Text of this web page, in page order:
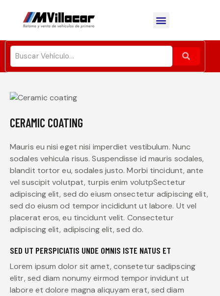
CERAMIC COATING
Mauris eu nisi eget nisi imperdiet vestibulum. Nunc
sodales vehicula risus. Suspendisse id mauris sodales,
blandit tortor eu, sodales justo. Morbi tincidunt, ante
vel suscipit volutpat, turpis enim volutpSectetur
adipiscing elit, sed do eiusm onsectetur adipiscing elit,
sed do eiusm od tempor incididunt ut labore. Ut vel
placerat eros, eu tincidunt velit. Consectetur
adipiscing elit, adipiscing elit, sed do.
SED UT PERSPICIATIS UNDE OMNIS ISTE NATUS ET
Lorem ipsum dolor sit amet, consetetur sadipscing
elitr, sed diam nonumy eirmod tempor invidunt ut
labore et dolore magna aliquyam erat, sed diam